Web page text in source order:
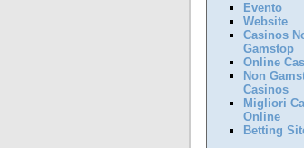
Evento
Website
Casinos
Gamstop
Online
Non
Casinos
Migliori
Online
Betting